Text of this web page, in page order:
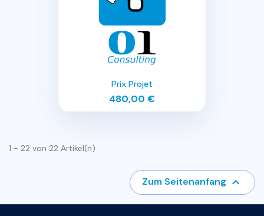
Prix Projet
480,00 €
1 - 22 von 22 Artikel(n)
Zum Seitenanfang 